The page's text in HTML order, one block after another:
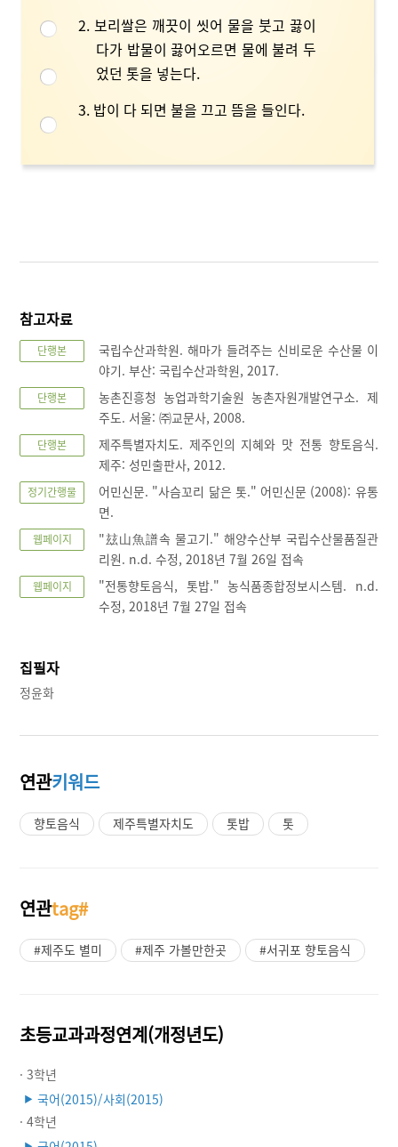
2. 보리쌀은 깨끗이 씻어 물을 붓고 끓이
다가 밥물이 끓어오르면 물에 불려 두
었던 톳을 넣는다.
3. 밥이 다 되면 불을 끄고 뜸을 들인다.
참고자료
단행본
국립수산과학원. 해마가 들려주는 신비로운 수산물 이
야기. 부산: 국립수산과학원, 2017.
단행본
농촌진흥청 농업과학기술원 농촌자원개발연구소. 제
주도. 서울: ㈜교문사, 2008.
단행본
제주특별자치도. 제주인의 지혜와 맛 전통 향토음식.
제주: 성민출판사, 2012.
정기간행물
어민신문. "사슴꼬리 닮은 톳." 어민신문 (2008): 유통
면.
웹페이지
"玆山魚譜속 물고기." 해양수산부 국립수산물품질관
리원. n.d. 수정, 2018년 7월 26일 접속
웹페이지
"전통향토음식, 톳밥." 농식품종합정보시스템. n.d.
수정, 2018년 7월 27일 접속
집필자
정윤화
연관키워드
향토음식 제주특별자치도 톳밥 톳
연관tag#
#제주도 별미 #제주 가볼만한곳 #서귀포 향토음식
초등교과과정연계(개정년도)
· 3학년
▶ 국어(2015)/사회(2015)
· 4학년